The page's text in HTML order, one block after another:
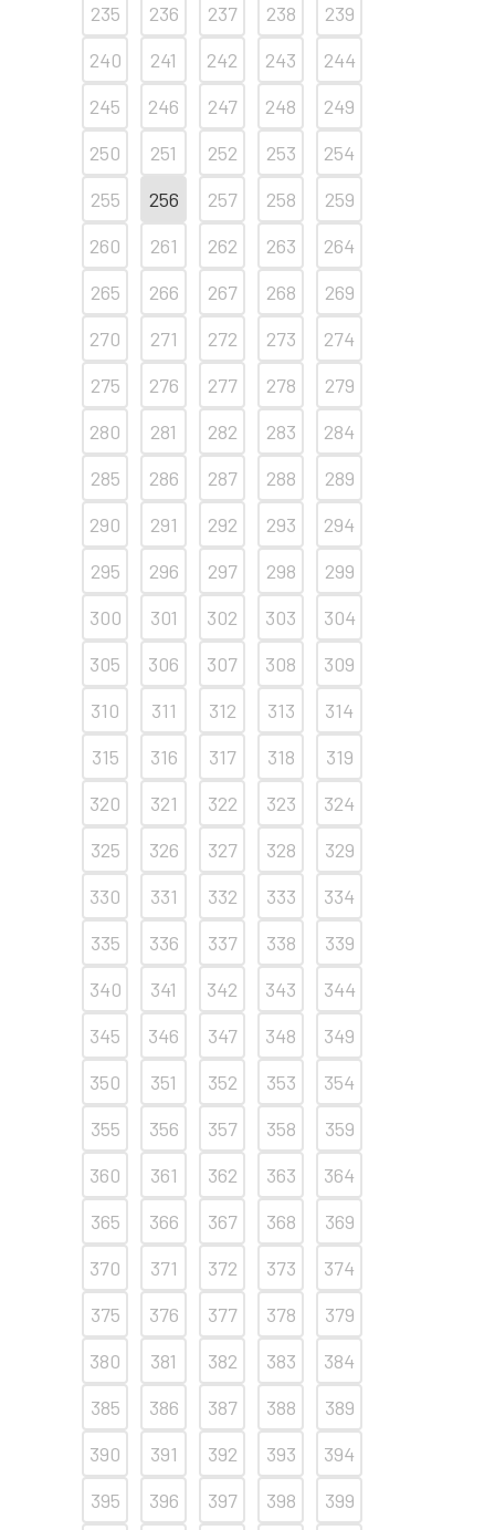
235
236 237 238
239
240
241 242 243
244
245
246 247 248
249
250
251 252 253
254
255
256 257 258
259
260
261 262 263
264
265
266 267 268
269
270
271 272 273
274
275
276 277 278
279
280
281 282 283
284
285
286 287 288
289
290
291 292 293
294
295
296 297 298
299
300
301 302 303
304
305
306 307 308
309
310
311 312 313
314
315
316 317 318
319
320
321 322 323
324
325
326 327 328
329
330
331 332 333
334
335
336 337 338
339
340
341 342 343
344
345
346 347 348
349
350
351 352 353
354
355
356 357 358
359
360
361 362 363
364
365
366 367 368
369
370
371 372 373
374
375
376 377 378
379
380
381 382 383
384
385
386 387 388
389
390
391 392 393
394
395
396 397 398 399